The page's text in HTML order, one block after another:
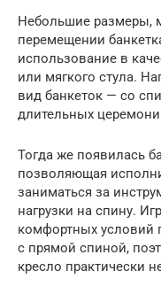
Небольшие размеры,
перемещении
использование в
или мягкого стула.
вид банкеток — со
длительных
Тогда же появилась
позволяющая
заниматься за
нагрузки на спину.
комфортных условий
с прямой спиной,
кресло практически